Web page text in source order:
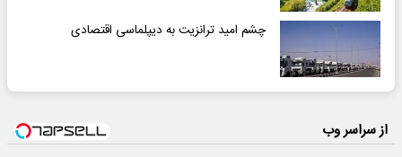
چشم امید ترانزیت به دیپلماسی اقتصادی
از سراسر وب